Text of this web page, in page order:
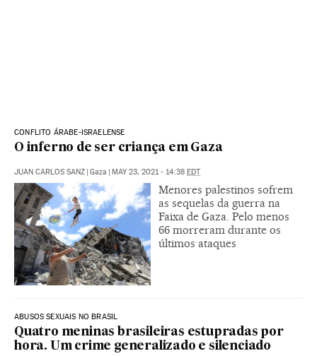
CONFLITO ÁRABE-ISRAELENSE
O inferno de ser criança em Gaza
JUAN CARLOS SANZ | Gaza | MAY 23, 2021 - 14:38 EDT
Menores palestinos sofrem
as sequelas da guerra na
Faixa de Gaza. Pelo menos
66 morreram durante os
últimos ataques
ABUSOS SEXUAIS NO BRASIL
Quatro meninas brasileiras estupradas por
hora. Um crime generalizado e silenciado